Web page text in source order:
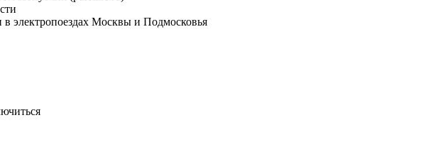
электропоездах Москвы и Подмосковья